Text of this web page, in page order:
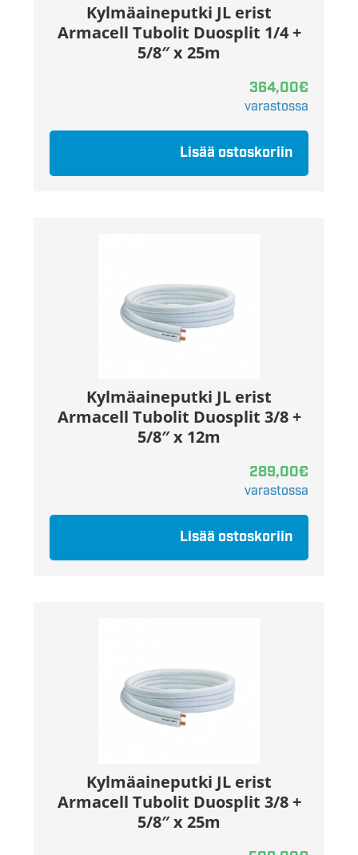
Kylmäaineputki JL erist
Armacell Tubolit Duosplit 1/4 +
5/8″ x 25m
364,00€
varastossa
Lisää ostoskoriin
Kylmäaineputki JL erist
Armacell Tubolit Duosplit 3/8 +
5/8″ x 12m
289,00€
varastossa
Lisää ostoskoriin
Kylmäaineputki JL erist
Armacell Tubolit Duosplit 3/8 +
5/8″ x 25m